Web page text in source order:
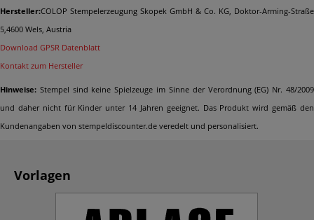
Hersteller:COLOP Stempelerzeugung Skopek GmbH & Co. KG, Doktor-Arming-Straße
5,4600 Wels, Austria
Download GPSR Datenblatt
Kontakt zum Hersteller
Hinweise: Stempel sind keine Spielzeuge im Sinne der Verordnung (EG) Nr. 48/2009
und daher nicht für Kinder unter 14 Jahren geeignet. Das Produkt wird gemäß den
Kundenangaben von stempeldiscounter.de veredelt und personalisiert.
Vorlagen